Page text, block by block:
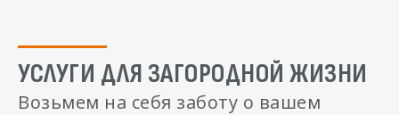
УСЛУГИ ДЛЯ ЗАГОРОДНОЙ ЖИЗНИ
Возьмем на себя заботу о вашем